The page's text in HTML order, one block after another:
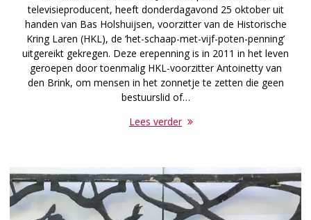
televisieproducent, heeft donderdagavond 25 oktober uit
handen van Bas Holshuijsen, voorzitter van de Historische
Kring Laren (HKL), de ‘het-schaap-met-vijf-poten-penning’
uitgereikt gekregen. Deze erepenning is in 2011 in het leven
geroepen door toenmalig HKL-voorzitter Antoinetty van
den Brink, om mensen in het zonnetje te zetten die geen
bestuurslid of…
Lees verder